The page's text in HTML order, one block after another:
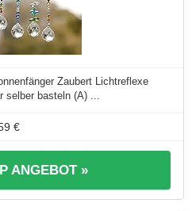
Zaubert Lichtreflexe
selber basteln (A) ...
€
ANGEBOT »